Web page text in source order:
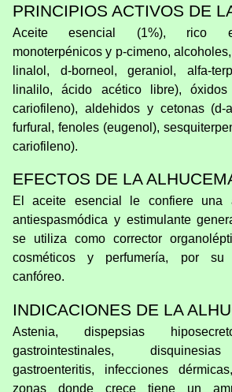
PRINCIPIOS ACTIVOS DE
Aceite esencial (1%), rico
monoterpénicos y p-cimeno,
linalol, d-borneol, geraniol, alfa-
linalilo, ácido acético libre),
cariofileno), aldehidos y cetonas (d-
furfural, fenoles (eugenol),
cariofileno).
EFECTOS DE LA
El aceite esencial le confiere una
antiespasmódica y estimulante
se utiliza como corrector
cosméticos y perfumería, por su
canfóreo.
INDICACIONES DE LA
Astenia, dispepsias
gastrointestinales,
gastroenteritis, infecciones
zonas donde crece tiene un